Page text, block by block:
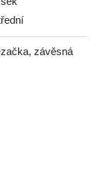
závěsná